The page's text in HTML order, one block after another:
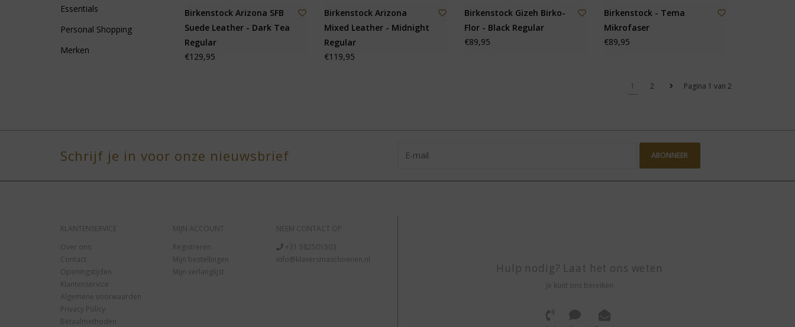
Essentials
Personal Shopping
Merken
Birkenstock Arizona SFB
Suede Leather - Dark Tea
Regular
€129,95
Birkenstock Arizona
Mixed Leather - Midnight
Regular
€119,95
Birkenstock Gizeh Birko-
Flor - Black Regular
€89,95
Birkenstock - Tema
Mikrofaser
€89,95
Pagina 1 van 2
1 2
Schrijf je in voor onze nieuwsbrief ABONNEER
KLANTENSERVICE
Over ons
Contact
Openingstijden
Klantenservice
Algemene voorwaarden
Privacy Policy
Betaalmethoden
MIJN ACCOUNT
Registreren
Mijn bestellingen
Mijn verlanglijst
NEEM CONTACT OP
+31 582501503
info@klaversmaschoenen.nl
Hulp nodig? Laat het ons weten
Je kunt ons bereiken